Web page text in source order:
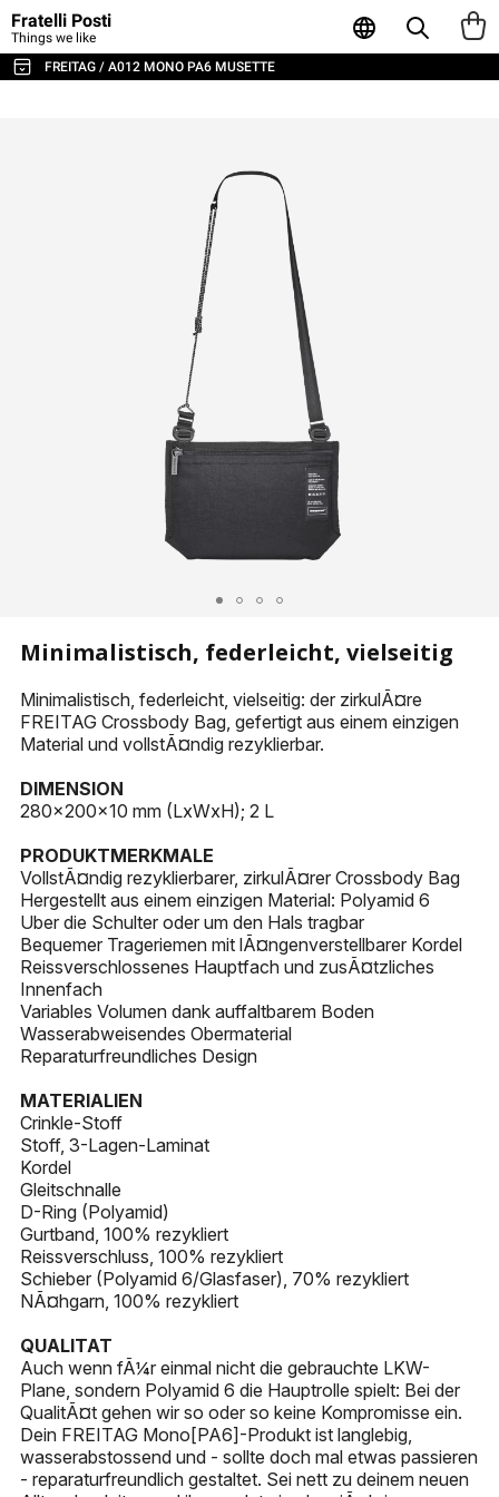
Fratelli Posti
Things we like
FREITAG / A012 MONO PA6 MUSETTE
LAPTOP & BUSINESS BAGS
TOTE & SHOPPER
WALLETS & CARD HOLDER
LAPTOP SLEEVES
AGENDA & NOTEBOOKS
KEYHOLDERS
OTHER ACCESSORIES
Minimalistisch, federleicht, vielseitig
Minimalistisch, federleicht, vielseitig: der zirkulÃ¤re
FREITAG Crossbody Bag, gefertigt aus einem einzigen
Material und vollstÃ¤ndig rezyklierbar.
DIMENSION
280x200x10 mm (LxWxH); 2 L
PRODUKTMERKMALE
VollstÃ¤ndig rezyklierbarer, zirkulÃ¤rer Crossbody Bag
Hergestellt aus einem einzigen Material: Polyamid 6
Uber die Schulter oder um den Hals tragbar
Bequemer Trageriemen mit lÃ¤ngenverstellbarer Kordel
Reissverschlossenes Hauptfach und zusÃ¤tzliches
Innenfach
Variables Volumen dank auffaltbarem Boden
Wasserabweisendes Obermaterial
Reparaturfreundliches Design
MATERIALIEN
Crinkle-Stoff
Stoff, 3-Lagen-Laminat
Kordel
Gleitschnalle
D-Ring (Polyamid)
Gurtband, 100% rezykliert
Reissverschluss, 100% rezykliert
Schieber (Polyamid 6/Glasfaser), 70% rezykliert
NÃ¤hgarn, 100% rezykliert
QUALITAT
Auch wenn fÃ¼r einmal nicht die gebrauchte LKW-
Plane, sondern Polyamid 6 die Hauptrolle spielt: Bei der
QualitÃ¤t gehen wir so oder so keine Kompromisse ein.
Dein FREITAG Mono[PA6]-Produkt ist langlebig,
wasserabstossend und - sollte doch mal etwas passieren
- reparaturfreundlich gestaltet. Sei nett zu deinem neuen